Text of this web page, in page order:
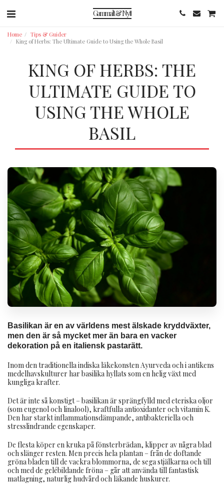
Gammalt & Nytt
Home
Tips & Guider
King of Herbs: The Ultimate Guide to Using the Whole Basil
KING OF HERBS: THE
ULTIMATE GUIDE TO
USING THE WHOLE
BASIL
Basilikan är en av världens mest älskade kryddväxter,
men den är så mycket mer än bara en vacker
dekoration på en italiensk pastarätt.
Inom den traditionella indiska läkekonsten Ayurveda och i antikens
medelhavskulturer har basilika hyllats som en helig växt med
kungliga krafter.
Det är inte så konstigt – basilikan är sprängfylld med eteriska oljor
(som eugenol och linalool), kraftfulla antioxidanter och vitamin K.
Den har starkt inflammationsdämpande, antibakteriella och
stresslindrande egenskaper.
De flesta köper en kruka på fönsterbrädan, klipper av några blad
och slänger resten. Men precis hela plantan – från de doftande
gröna bladen till de vackra blommorna, de sega stjälkarna och till
och med de gelébildande fröna – går att använda till fantastisk
matlagning, naturlig hudvård och läkande huskurer.